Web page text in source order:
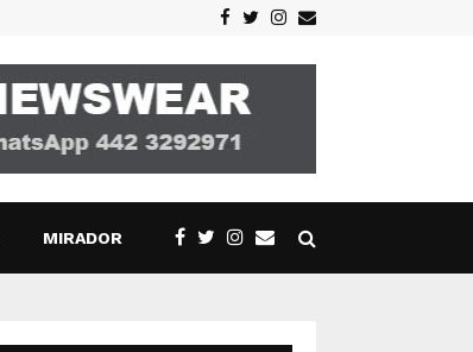
Facebook
TwitterInstagram
Email
MIRADOR